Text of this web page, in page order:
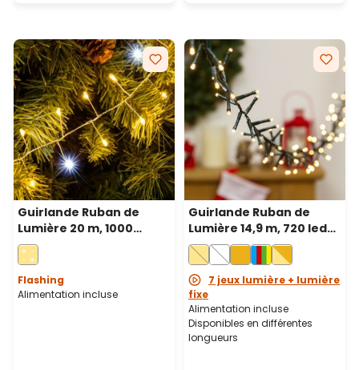
Guirlande Ruban de
Lumière 20 m, 1000
microled blanc chaud et
blanc froid, câble métal
argenté
Flashing
Alimentation incluse
Guirlande Ruban de
Lumière 14,9 m, 720 led
blanc chaud, câble vert
7 jeux lumière + lumière
fixe
Alimentation incluse
Disponibles en différentes
longueurs